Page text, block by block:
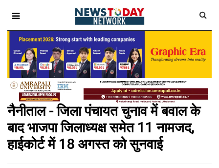
नैनीताल - जिला पंचायत चुनाव में बवाल के
बाद भाजपा जिलाध्यक्ष समेत 11 नामजद,
हाईकोर्ट में 18 अगस्त को सुनवाई